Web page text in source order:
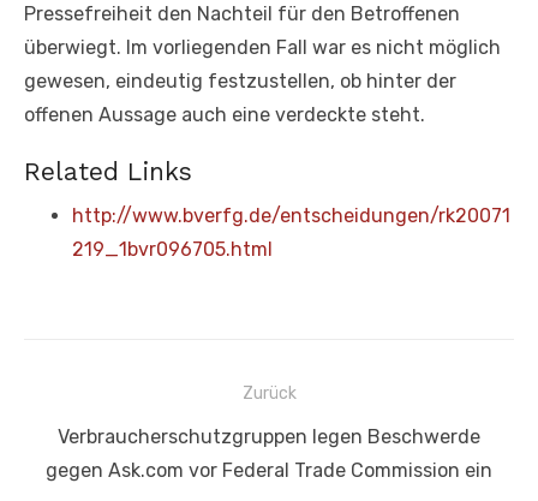
Pressefreiheit den Nachteil für den Betroffenen
überwiegt. Im vorliegenden Fall war es nicht möglich
gewesen, eindeutig festzustellen, ob hinter der
offenen Aussage auch eine verdeckte steht.
Related Links
http://www.bverfg.de/entscheidungen/rk20071
219_1bvr096705.html
Beitragsnavigation
Zurück
Vorheriger
Beitrag:
Verbraucherschutzgruppen legen Beschwerde
gegen Ask.com vor Federal Trade Commission ein